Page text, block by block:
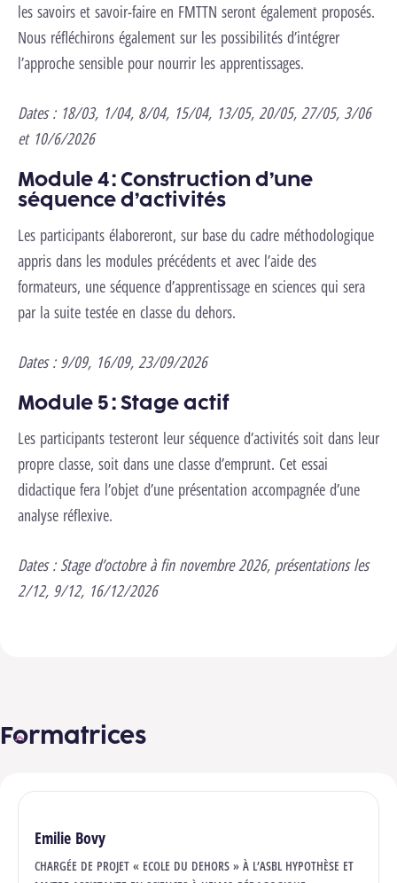
les savoirs et savoir-faire en FMTTN seront également proposés.
Nous réfléchirons également sur les possibilités d’intégrer
l’approche sensible pour nourrir les apprentissages.
Dates : 18/03, 1/04, 8/04, 15/04, 13/05, 20/05, 27/05, 3/06
et 10/6/2026
Module 4 : Construction d’une
séquence d’activités
Les participants élaboreront, sur base du cadre méthodologique
appris dans les modules précédents et avec l’aide des
formateurs, une séquence d’apprentissage en sciences qui sera
par la suite testée en classe du dehors.
Dates : 9/09, 16/09, 23/09/2026
Module 5 : Stage actif
Les participants testeront leur séquence d’activités soit dans leur
propre classe, soit dans une classe d’emprunt. Cet essai
didactique fera l’objet d’une présentation accompagnée d’une
analyse réflexive.
Dates : Stage d’octobre à fin novembre 2026, présentations les
2/12, 9/12, 16/12/2026
Formatrices
Emilie Bovy
CHARGÉE DE PROJET « ECOLE DU DEHORS » À L’ASBL HYPOTHÈSE ET